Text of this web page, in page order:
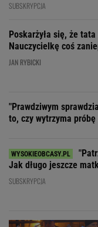
SUBSKRYPCJA
Poskarżyła się, że
Nauczycielkę coś
JAN RYBICKI
"Prawdziwym
to, czy wytrzyma próbę
Jak długo jeszcze
SUBSKRYPCJA